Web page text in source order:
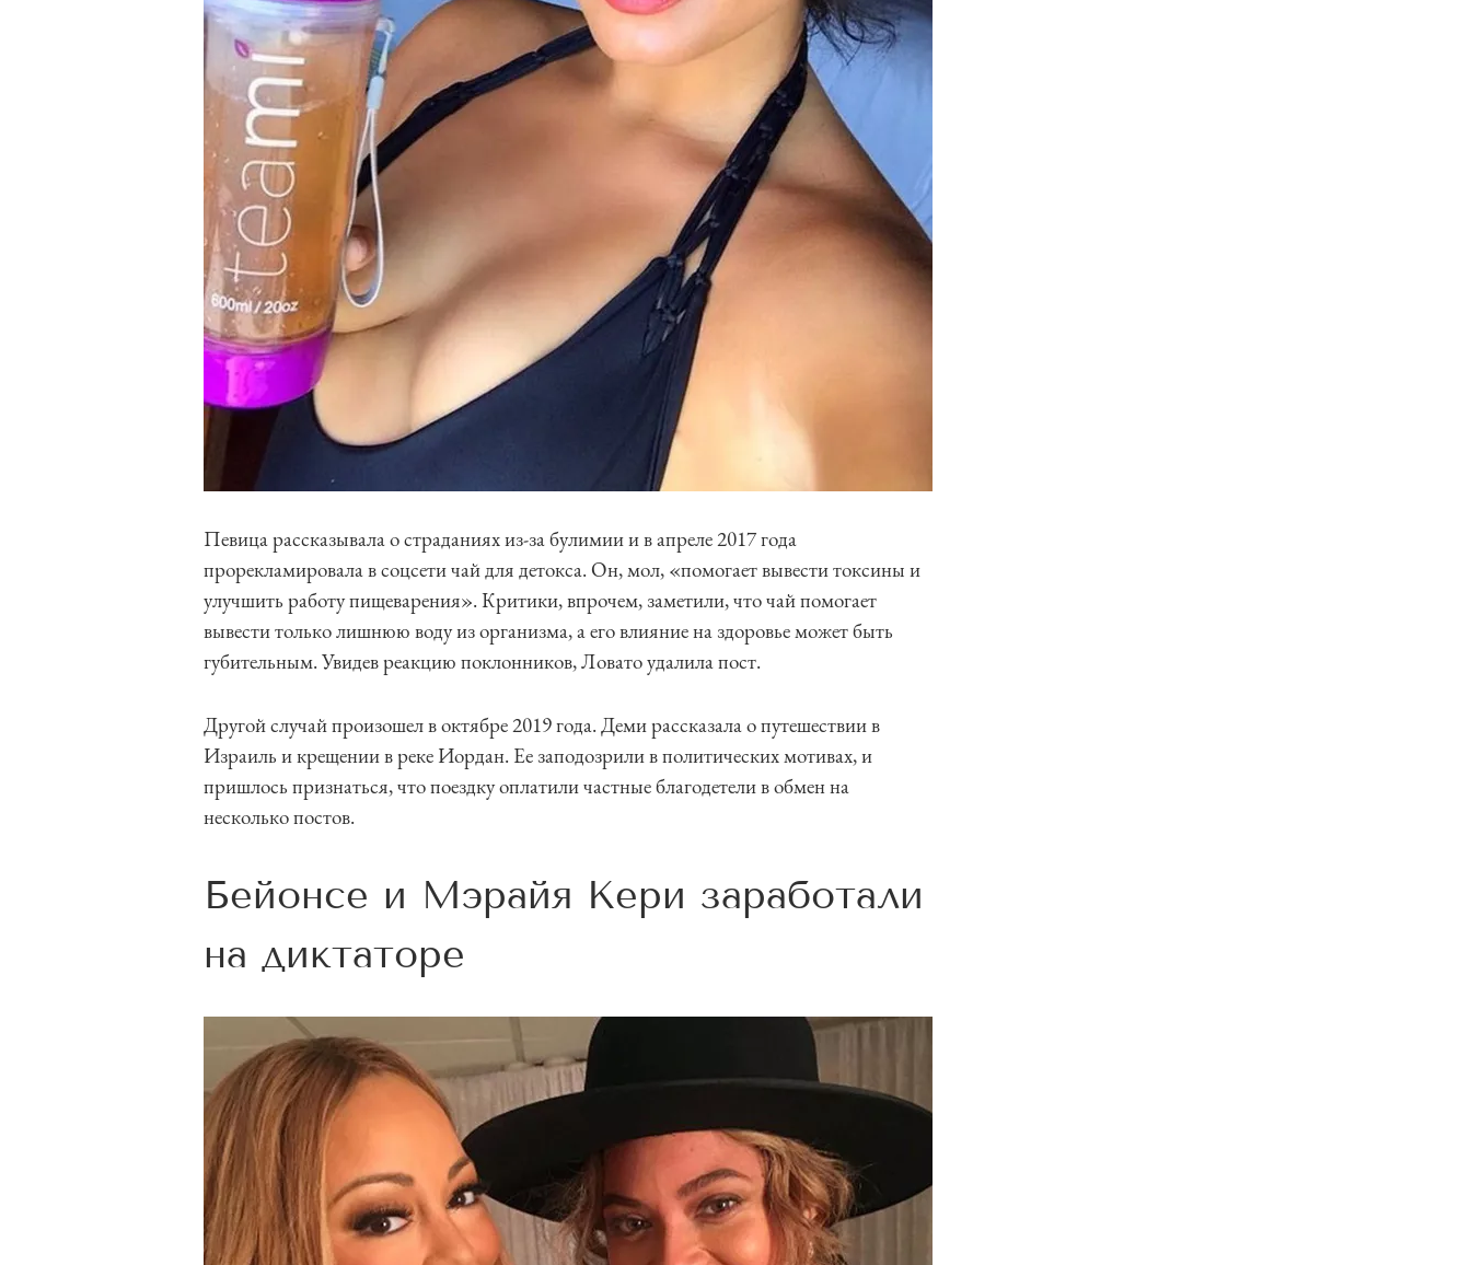
Певица рассказывала о страданиях из-за булимии и в апреле 2017 года
прорекламировала в соцсети чай для детокса. Он, мол, «помогает вывести токсины и
улучшить работу пищеварения». Критики, впрочем, заметили, что чай помогает
вывести только лишнюю воду из организма, а его влияние на здоровье может быть
губительным. Увидев реакцию поклонников, Ловато удалила пост.
Другой случай произошел в октябре 2019 года. Деми рассказала о путешествии в
Израиль и крещении в реке Иордан. Ее заподозрили в политических мотивах, и
пришлось признаться, что поездку оплатили частные благодетели в обмен на
несколько постов.
Бейонсе и Мэрайя Кери заработали
на диктаторе